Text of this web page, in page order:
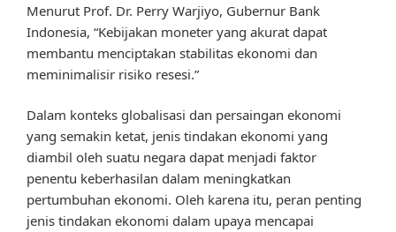
Menurut Prof. Dr. Perry Warjiyo, Gubernur Bank
Indonesia, “Kebijakan moneter yang akurat dapat
membantu menciptakan stabilitas ekonomi dan
meminimalisir risiko resesi.”
Dalam konteks globalisasi dan persaingan ekonomi
yang semakin ketat, jenis tindakan ekonomi yang
diambil oleh suatu negara dapat menjadi faktor
penentu keberhasilan dalam meningkatkan
pertumbuhan ekonomi. Oleh karena itu, peran penting
jenis tindakan ekonomi dalam upaya mencapai